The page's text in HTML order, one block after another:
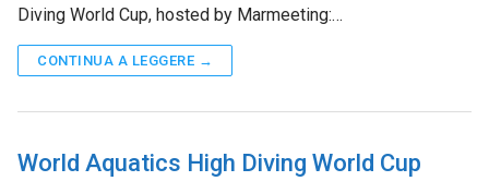
Diving World Cup, hosted by Marmeeting:…
CONTINUA A LEGGERE →
World Aquatics High Diving World Cup